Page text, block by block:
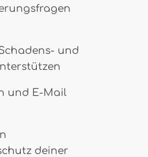
und
und E-Mail
deiner